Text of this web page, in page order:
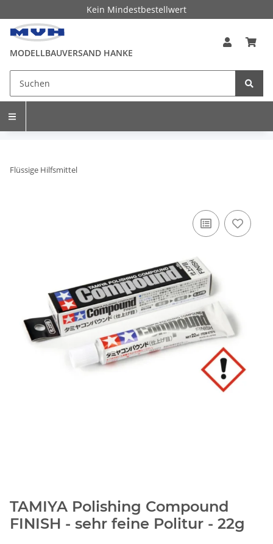
Kein Mindestbestellwert
MODELLBAUVERSAND HANKE
Flüssige Hilfsmittel
TAMIYA Polishing Compound
FINISH - sehr feine Politur - 22g